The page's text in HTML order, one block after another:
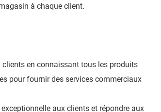
à chaque client.
en connaissant tous les produits
pour fournir des services commerciaux
aux clients et répondre aux